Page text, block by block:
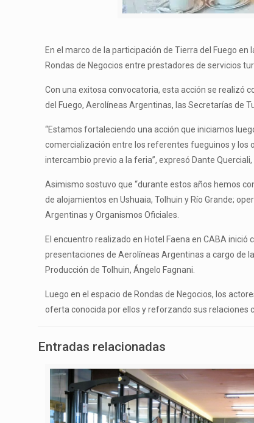
En el marco de la participación de Tierra del Fuego
Rondas de Negocios entre prestadores de servicios
Con una exitosa convocatoria, esta acción se realizó
del Fuego, Aerolíneas Argentinas, las Secretarías de
“Estamos fortaleciendo una acción que iniciamos
comercialización entre los referentes fueguinos y los
intercambio previo a la feria”, expresó Dante Querciali,
Asimismo sostuvo que “durante estos años hemos
de alojamientos en Ushuaia, Tolhuin y Río Grande;
Argentinas y Organismos Oficiales.
El encuentro realizado en Hotel Faena en CABA
presentaciones de Aerolíneas Argentinas a cargo de
Producción de Tolhuin, Ángelo Fagnani.
Luego en el espacio de Rondas de Negocios, los
oferta conocida por ellos y reforzando sus relaciones
Entradas relacionadas